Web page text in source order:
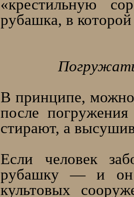
«крестильную
рубашка, в которой
В принципе, можно
после
стирают, а
Если человек
рубашку — и он
культовых